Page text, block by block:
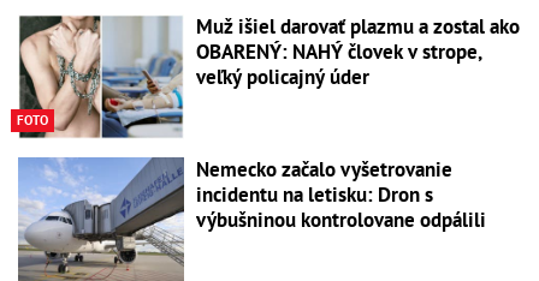
FOTO
Muž išiel darovať plazmu a zostal ako
OBARENÝ: NAHÝ človek v strope,
veľký policajný úder
Nemecko začalo vyšetrovanie
incidentu na letisku: Dron s
výbušninou kontrolovane odpálili